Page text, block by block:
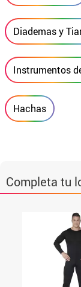
Diademas y
Instrumentos
Hachas
Completa tu